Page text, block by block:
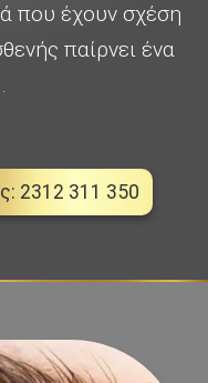
που έχουν σχέση
παίρνει ένα
2312 311 350